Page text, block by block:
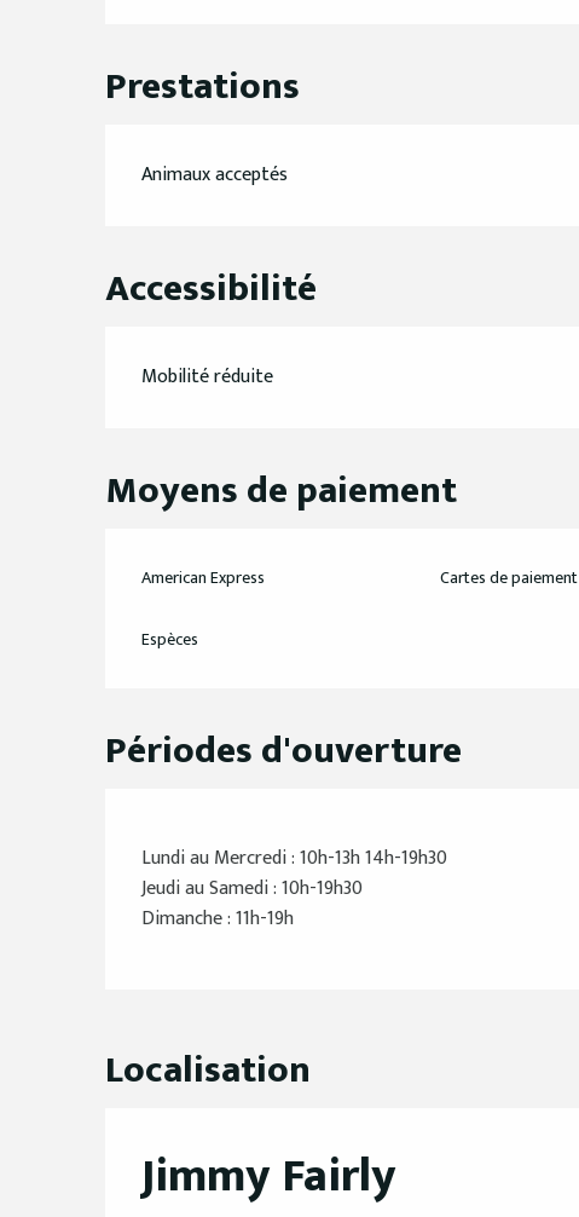
Prestations
Animaux acceptés
Accessibilité
Mobilité réduite
Moyens de paiement
American Express Cartes de paiement
Espèces
Périodes d'ouverture
Lundi au Mercredi : 10h-13h 14h-19h30
Jeudi au Samedi : 10h-19h30
Dimanche : 11h-19h
Localisation
Jimmy Fairly